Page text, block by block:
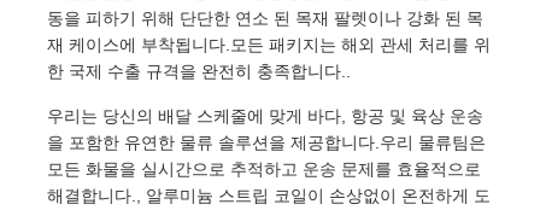
동을 피하기 위해 단단한 연소 된 목재 팔렛이나 강화 된 목
재 케이스에 부착됩니다.모든 패키지는 해외 관세 처리를 위
한 국제 수출 규격을 완전히 충족합니다..
우리는 당신의 배달 스케줄에 맞게 바다, 항공 및 육상 운송
을 포함한 유연한 물류 솔루션을 제공합니다.우리 물류팀은
모든 화물을 실시간으로 추적하고 운송 문제를 효율적으로
해결합니다., 알루미늄 스트립 코일이 손상없이 온전하게 도